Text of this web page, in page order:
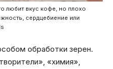
любит вкус кофе, но плохо
сердцебиение или
обработки зерен.
«химия»,